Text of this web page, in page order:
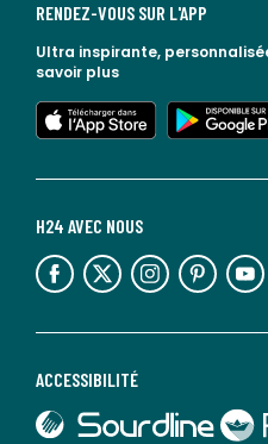
ACCESSIBILITÉ
lien vers Sourdline
lien vers Faciliti
H24 AVEC NOUS
lien vers l'espace réseaux sociaux lien vers l'espace réseaux sociaux lien vers l'espace réseaux sociaux lien vers l'espace réseaux sociaux lien vers l'espace réseaux sociaux
RENDEZ-VOUS SUR L'APP
Ultra inspirante,
savoir plus
lien vers l'app store
lien vers google play